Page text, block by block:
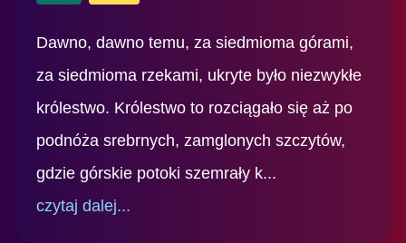
Dawno, dawno temu, za siedmioma górami,
za siedmioma rzekami, ukryte było niezwykłe
królestwo. Królestwo to rozciągało się aż po
podnóża srebrnych, zamglonych szczytów,
gdzie górskie potoki szemrały k...
czytaj dalej...